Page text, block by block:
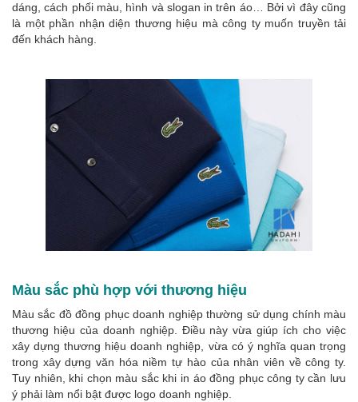
dáng, cách phối màu, hình và slogan in trên áo… Bởi vì đây cũng
là một phần nhận diện thương hiệu mà công ty muốn truyền tải
đến khách hàng.
Màu sắc phù hợp với thương hiệu
Màu sắc đồ đồng phục doanh nghiệp thường sử dụng chính màu
thương hiệu của doanh nghiệp. Điều này vừa giúp ích cho việc
xây dựng thương hiệu doanh nghiệp, vừa có ý nghĩa quan trọng
trong xây dựng văn hóa niềm tự hào của nhân viên về công ty.
Tuy nhiên, khi chọn màu sắc khi in áo đồng phục công ty cần lưu
ý phải làm nổi bật được logo doanh nghiệp.